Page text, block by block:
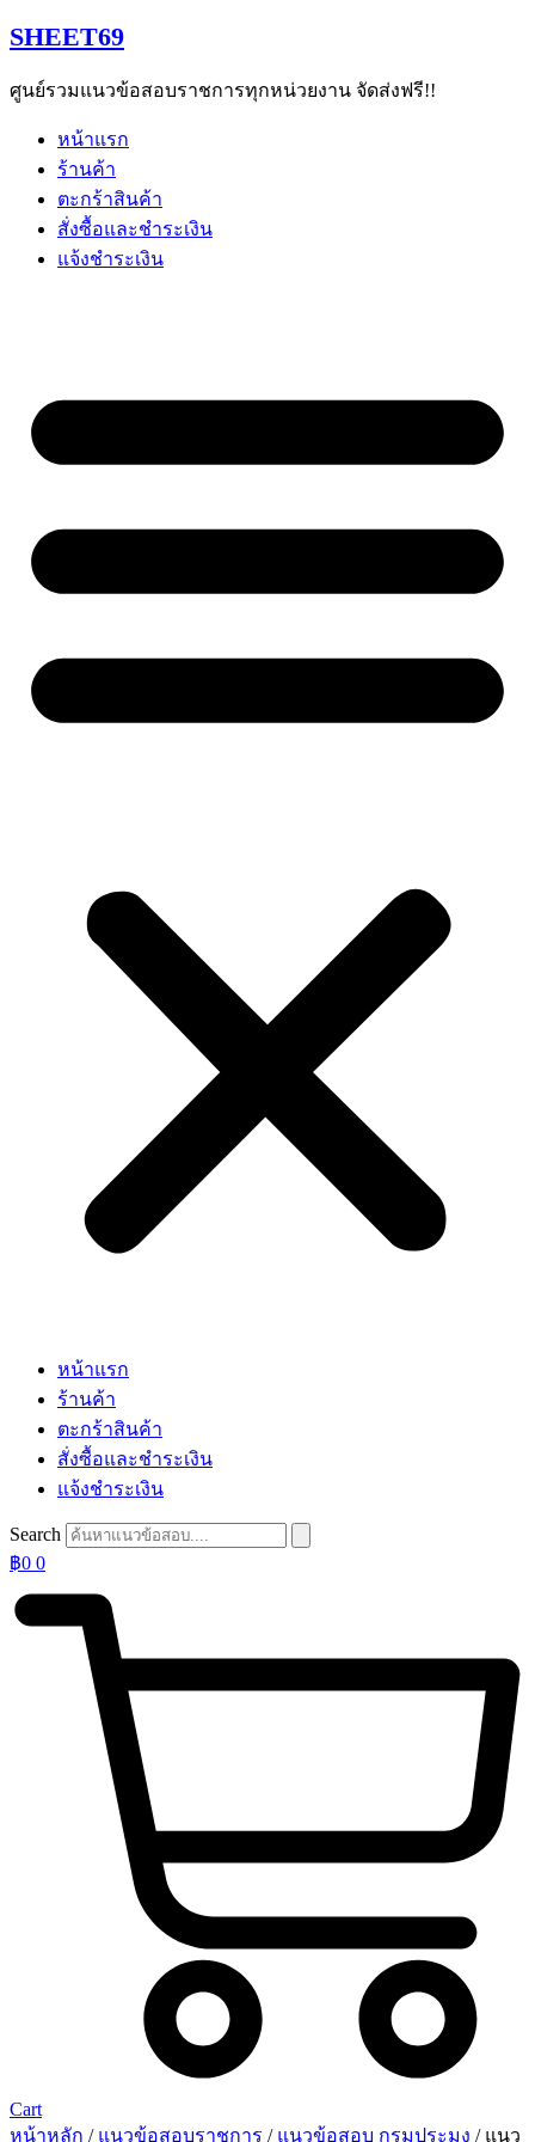
Skip
to
SHEET69
ศูนย์รวมแนวข้อสอบราชการทุกหน่วยงาน จัดส่งฟรี!!
หน้าแรก
ร้านค้า
ตะกร้าสินค้า
สั่งซื้อและชำระเงิน
แจ้งชำระเงิน
หน้าแรก
ร้านค้า
ตะกร้าสินค้า
สั่งซื้อและชำระเงิน
แจ้งชำระเงิน
Search
฿0 0
Cart
หน้าหลัก / แนวข้อสอบราชการ / แนวข้อสอบ กรมประมง / แนว